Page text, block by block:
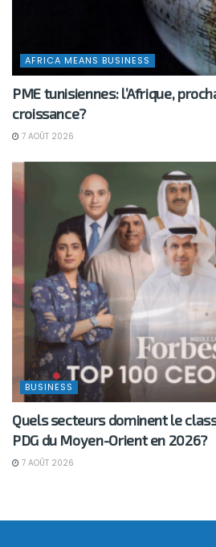
AFRICA MEANS BUSINESS
PME tunisiennes: l’Afrique,
croissance?
7 AOÛT 2026
BUSINESS
Quels secteurs dominent le
PDG du Moyen-Orient en 2026?
7 AOÛT 2026